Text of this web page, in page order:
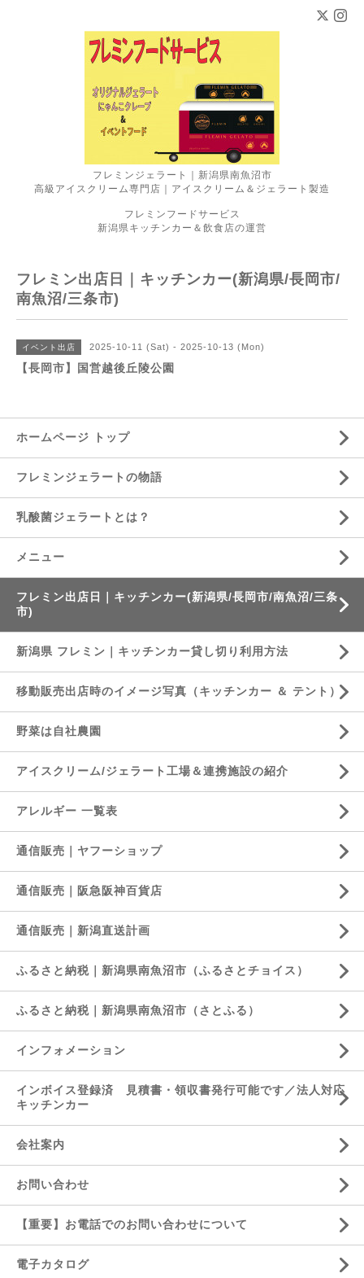
フレミンジェラート｜新潟県南魚沼市
高級アイスクリーム専門店｜アイスクリーム＆ジェラート製造
フレミンフードサービス
新潟県キッチンカー＆飲食店の運営
フレミン出店日｜キッチンカー(新潟県/長岡市/
南魚沼/三条市)
イベント出店 2025-10-11 (Sat) - 2025-10-13 (Mon)
【長岡市】国営越後丘陵公園
ホームページ トップ
フレミンジェラートの物語
乳酸菌ジェラートとは？
メニュー
フレミン出店日｜キッチンカー(新潟県/長岡市/南魚沼/三条
市)
新潟県 フレミン｜キッチンカー貸し切り利用方法
移動販売出店時のイメージ写真（キッチンカー ＆ テント）
野菜は自社農園
アイスクリーム/ジェラート工場＆連携施設の紹介
アレルギー 一覧表
通信販売｜ヤフーショップ
通信販売｜阪急阪神百貨店
通信販売｜新潟直送計画
ふるさと納税｜新潟県南魚沼市（ふるさとチョイス）
ふるさと納税｜新潟県南魚沼市（さとふる）
インフォメーション
インボイス登録済 見積書・領収書発行可能です／法人対応
キッチンカー
会社案内
お問い合わせ
【重要】お電話でのお問い合わせについて
電子カタログ